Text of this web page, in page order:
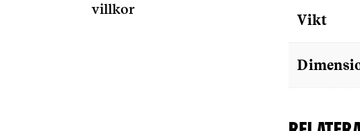
Vikt
villkor